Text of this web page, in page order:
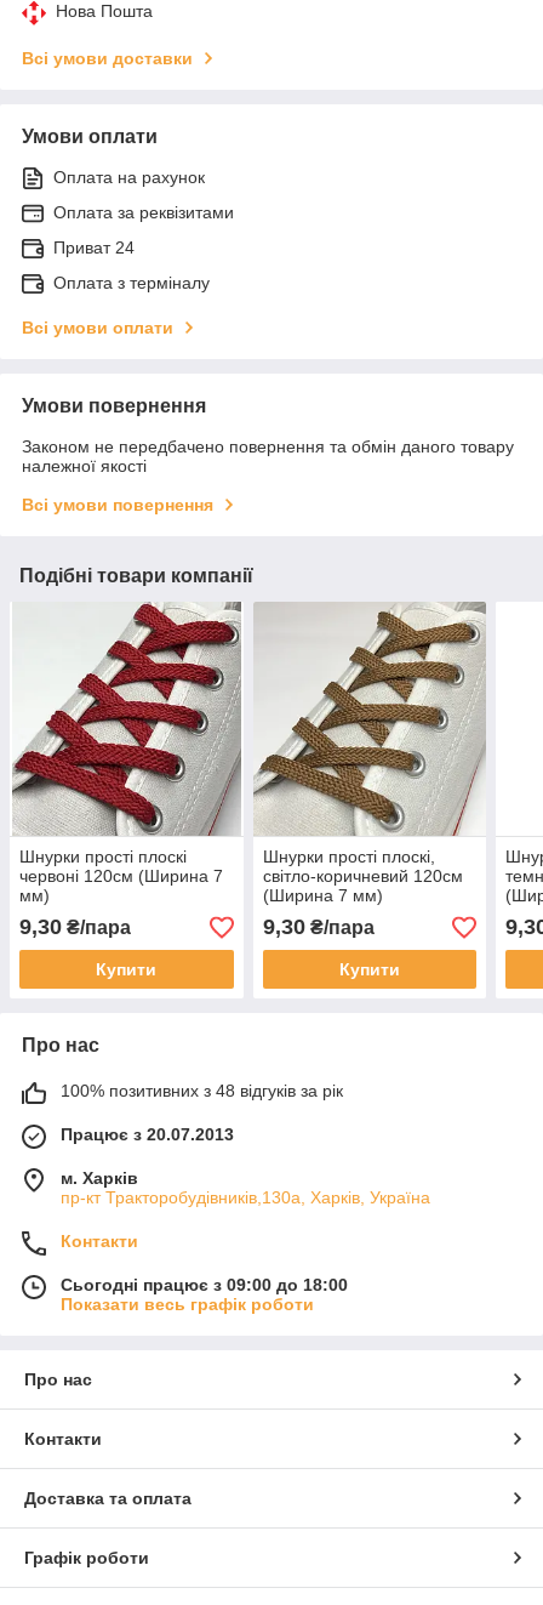
Нова Пошта
Всі умови доставки
Умови оплати
Оплата на рахунок
Оплата за реквізитами
Приват 24
Оплата з терміналу
Всі умови оплати
Умови повернення
Законом не передбачено повернення та обмін даного товару
належної якості
Всі умови повернення
Подібні товари компанії
Шнурки прості плоскі
червоні 120см (Ширина 7
мм)
9,30 ₴/пара
Купити
Шнурки прості плоскі,
світло-коричневий 120см
(Ширина 7 мм)
9,30₴/пара
Купити
Про нас
100% позитивних з 48 відгуків за рік
Працює з 20.07.2013
м. Харків
пр-кт Тракторобудівників,130а, Харків, Україна
Контакти
Сьогодні працює з 09:00 до 18:00
Показати весь графік роботи
Про нас
Контакти
Доставка та оплата
Графік роботи